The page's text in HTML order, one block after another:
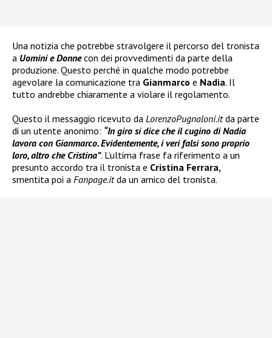
Una notizia che potrebbe stravolgere il percorso del tronista
a Uomini e Donnecon dei provvedimenti da parte della
produzione. Questo perché in qualche modo potrebbe
agevolare la comunicazione tra Gianmarco e Nadia. Il
tutto andrebbe chiaramente a violare il regolamento.
Questo il messaggio ricevuto da LorenzoPugnaloni.itda parte
di un utente anonimo: “In giro si dice che il cugino di Nadia
lavora con Gianmarco. Evidentemente, i veri falsi sono proprio
loro, altro che Cristina”. L’ultima frase fa riferimento a un
presunto accordo tra il tronista e Cristina Ferrara,
smentita poi a Fanpage.itda un amico del tronista.